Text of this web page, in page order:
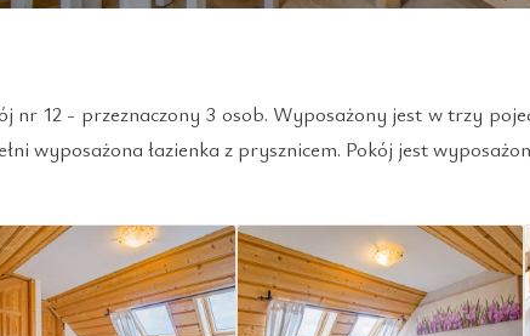
nr 12 - przeznaczony 3 osob. Wyposażony jest w trzy
wyposażona łazienka z prysznicem. Pokój jest